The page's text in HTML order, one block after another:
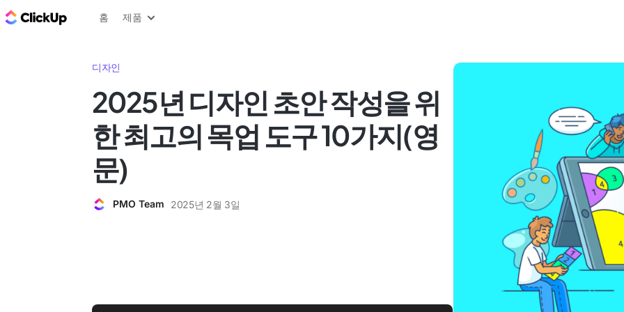
ClickUp 블로그
홈 제품
디자인
2025년 디자인 초안 작성을 위
한 최고의 목업 도구 10가지(영
문)
PMO Team 2025년 2월 3일